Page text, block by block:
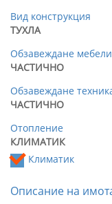
Вид конструкция
ТУХЛА
Обзавеждане мебели
ЧАСТИЧНО
Обзавеждане
ЧАСТИЧНО
Отопление
КЛИМАТИК
Климатик
Описание на